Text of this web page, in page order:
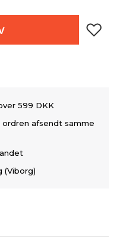
599 DKK
ordren afsendt samme
(Viborg)